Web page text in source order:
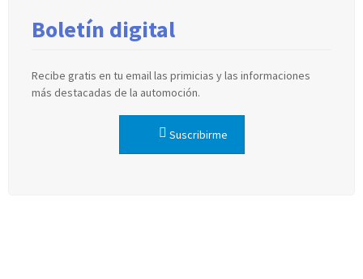
Boletín digital
Recibe gratis en tu email las primicias y las informaciones
más destacadas de la automoción.
Suscribirme